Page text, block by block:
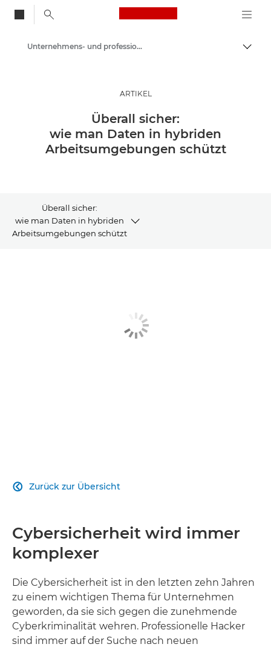
Canon Logo, back
Auf
Lösungen & Dienstleistungen
Business-Insights - B2B & Branchen-News
Unternehmens- und professionelle Artikel
ARTIKEL
Überall sicher:
wie man Daten in hybriden
Arbeitsumgebungen schützt
Überall sicher:
wie man Daten in hybriden
Arbeitsumgebungen schützt
Zurück zur Übersicht

Cybersicherheit wird immer
komplexer
Die Cybersicherheit ist in den letzten zehn Jahren
zu einem wichtigen Thema für Unternehmen
geworden, da sie sich gegen die zunehmende
Cyberkriminalität wehren. Professionelle Hacker
sind immer auf der Suche nach neuen